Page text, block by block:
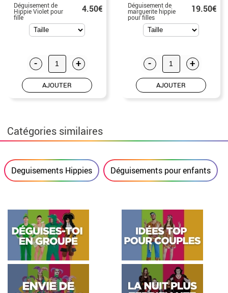
Déguisement de
Hippie Violet pour
fille
4.50€
- +
AJOUTER
Déguisement de
marguerite hippie
pour filles
19.50€
- +
AJOUTER
Catégories similaires
Deguisements Hippies Déguisements pour enfants